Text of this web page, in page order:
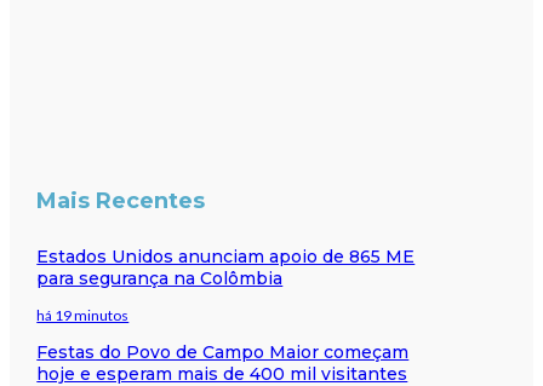
Mais Recentes
Estados Unidos anunciam apoio de 865 ME
para segurança na Colômbia
há 19 minutos
Festas do Povo de Campo Maior começam
hoje e esperam mais de 400 mil visitantes